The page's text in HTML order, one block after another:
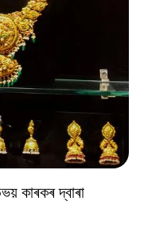
কাৰকৰ দ্বাৰা